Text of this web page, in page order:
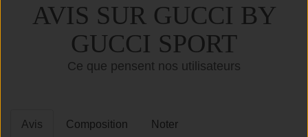
AVIS SUR GUCCI BY
GUCCI SPORT
Ce que pensent nos utilisateurs
Avis Composition Noter